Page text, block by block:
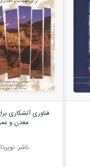
فناوری آتشکاری
معدن و
ناشر: